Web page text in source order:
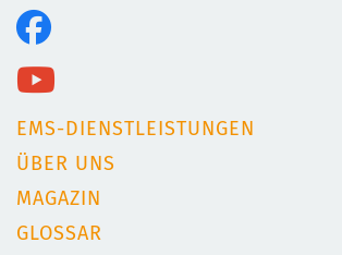
EMS-DIENSTLEISTUNGEN
ÜBER UNS
MAGAZIN
GLOSSAR